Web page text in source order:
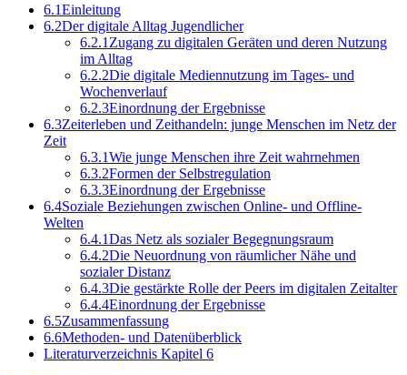
6.1Einleitung
6.2Der digitale Alltag Jugendlicher
6.2.1 Zugang zu digitalen Geräten und deren Nutzung
im Alltag
6.2.2Die digitale Mediennutzung im Tages- und
Wochenverlauf
6.2.3Einordnung der Ergebnisse
6.3Zeiterleben und Zeithandeln: junge Menschen im Netz der
Zeit
6.3.1Wie junge Menschen ihre Zeit wahrnehmen
6.3.2Formen der Selbstregulation
6.3.3Einordnung der Ergebnisse
6.4Soziale Beziehungen zwischen Online- und Offline-
Welten
6.4.1Das Netz als sozialer Begegnungsraum
6.4.2Die Neuordnung von räumlicher Nähe und
sozialer Distanz
6.4.3Die gestärkte Rolle der Peers im digitalen Zeitalter
6.4.4Einordnung der Ergebnisse
6.5Zusammenfassung
6.6Methoden- und Datenüberblick
Literaturverzeichnis Kapitel 6